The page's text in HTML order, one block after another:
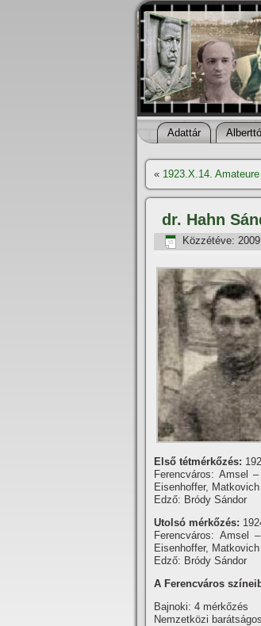
Adattár
« 1923.X.14.
dr. Hahn
Közzétéve:
Első tétmérkőzés:
Ferencváros: Amsel
Eisenhoffer, Matkovich
Edző: Bródy Sándor
Utolsó mérkőzés:
Ferencváros:
Eisenhoffer, Matkovich
Edző: Bródy Sándor
A Ferencváros
Bajnoki: 4 mérkőzés
Nemzetközi